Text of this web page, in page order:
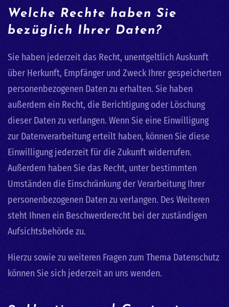
Welche Rechte haben Sie
bezüglich Ihrer Daten?
Sie haben jederzeit das Recht, unentgeltlich Auskunft
über Herkunft, Empfänger und Zweck Ihrer gespeicherten
personenbezogenen Daten zu erhalten. Sie haben
außerdem ein Recht, die Berichtigung oder Löschung
dieser Daten zu verlangen. Wenn Sie eine Einwilligung
zur Datenverarbeitung erteilt haben, können Sie diese
Einwilligung jederzeit für die Zukunft widerrufen.
Außerdem haben Sie das Recht, unter bestimmten
Umständen die Einschränkung der Verarbeitung Ihrer
personenbezogenen Daten zu verlangen. Des Weiteren
steht Ihnen ein Beschwerderecht bei der zuständigen
Aufsichtsbehörde zu.
Hierzu sowie zu weiteren Fragen zum Thema Datenschutz
können Sie sich jederzeit an uns wenden.